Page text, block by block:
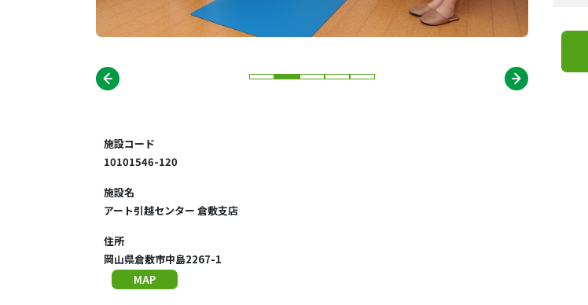
施設コード
10101546-120
施設名
アート引越センター 倉敷支店
住所
岡山県倉敷市中島2267-1
MAP